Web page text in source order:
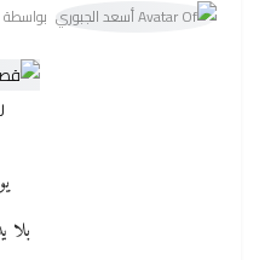
بواسطة
بلا